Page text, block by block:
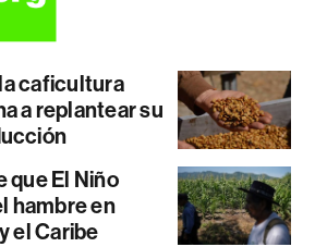
caficultura
a replantear su
que El Niño
hambre en
el Caribe